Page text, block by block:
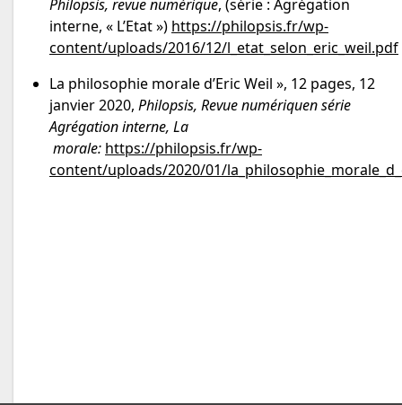
Philopsis, revue numérique, (série : Agrégation
interne, « L’Etat ») https://philopsis.fr/wp-
content/uploads/2016/12/l_etat_selon_eric_weil.pdf
La philosophie morale d’Eric Weil », 12 pages, 12
janvier 2020, Philopsis, Revue numériquen série
Agrégation interne, La
morale: https://philopsis.fr/wp-
content/uploads/2020/01/